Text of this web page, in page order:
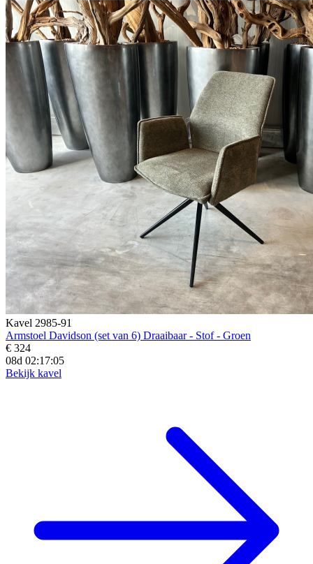
Kavel 2985-91
Armstoel Davidson (set van 6) Draaibaar - Stof - Groen
€ 324
08d 02:17:03
Bekijk kavel